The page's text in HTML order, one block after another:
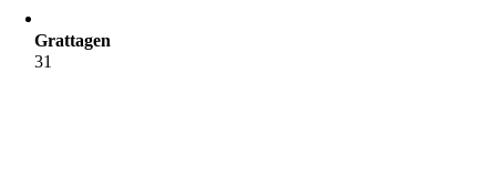
Grattagen
31